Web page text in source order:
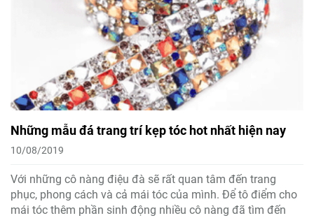
Những mẫu đá trang trí kẹp tóc hot nhất hiện nay
10/08/2019
Với những cô nàng điệu đà sẽ rất quan tâm đến trang
phục, phong cách và cả mái tóc của mình. Để tô điểm cho
mái tóc thêm phần sinh động nhiều cô nàng đã tìm đến